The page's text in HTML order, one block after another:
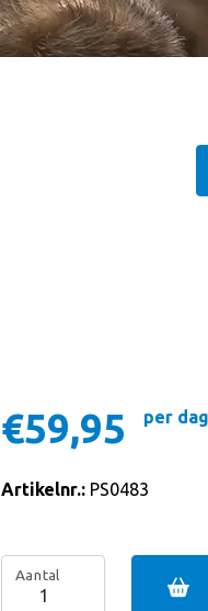
€59,95 per dag
Artikelnr.: PS0483
Aantal